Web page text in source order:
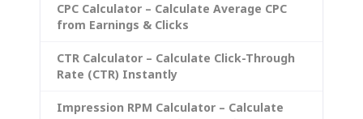
CPC Calculator – Calculate Average CPC
from Earnings & Clicks
CTR Calculator – Calculate Click-Through
Rate (CTR) Instantly
Impression RPM Calculator – Calculate